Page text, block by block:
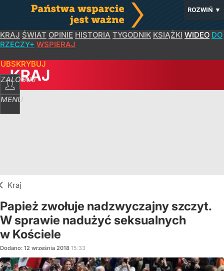
ROZWIŃ ▼
KRAJ ŚWIAT OPINIE HISTORIA TYGODNIK KSIĄŻKI WIDEO DO
RZECZY+ WSPIERAJ
ZALOGUJ
MENU
KRAJ
Kraj
Papież zwołuje nadzwyczajny szczyt.
W sprawie nadużyć seksualnych
w Kościele
Dodano: 12 września 2018 15:33